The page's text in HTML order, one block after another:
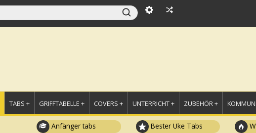
TABS + GRIFFTABELLE + COVERS + UNTERRICHT + ZUBEHÖR +
Anfänger tabs Bester Uke Tabs